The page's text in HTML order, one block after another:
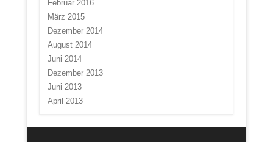
Februar 2016
März 2015
Dezember 2014
August 2014
Juni 2014
Dezember 2013
Juni 2013
April 2013